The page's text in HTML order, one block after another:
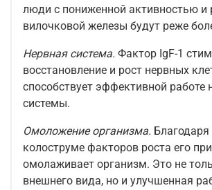
люди с пониженной активностью и
вилочковой железы будут реже
Нервная система. Фактор IgF-1
восстановление и рост нервных
способствует эффективной работе
системы.
Омоложение организма.
колоструме факторов роста его
омолаживает организм. Это не
внешнего вида, но и улучшенная